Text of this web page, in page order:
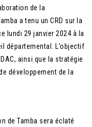
de la
a tenu un CRD sur la
lundi 29 janvier 2024 à la
départemental. L’objectif
ainsi que la stratégie
développement de la
de Tamba sera éclaté